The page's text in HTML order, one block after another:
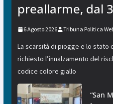
preallarme, dal
6 Agosto 2026 Tribuna Politica
La scarsità di piogge e lo stato
richiesto l’innalzamento del
codice colore giallo
“San